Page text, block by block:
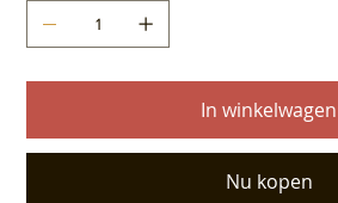
In winkelwagen
Nu kopen